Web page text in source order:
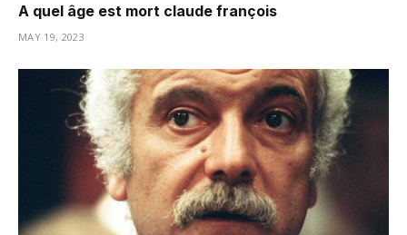
A quel âge est mort claude françois
MAY 19, 2023